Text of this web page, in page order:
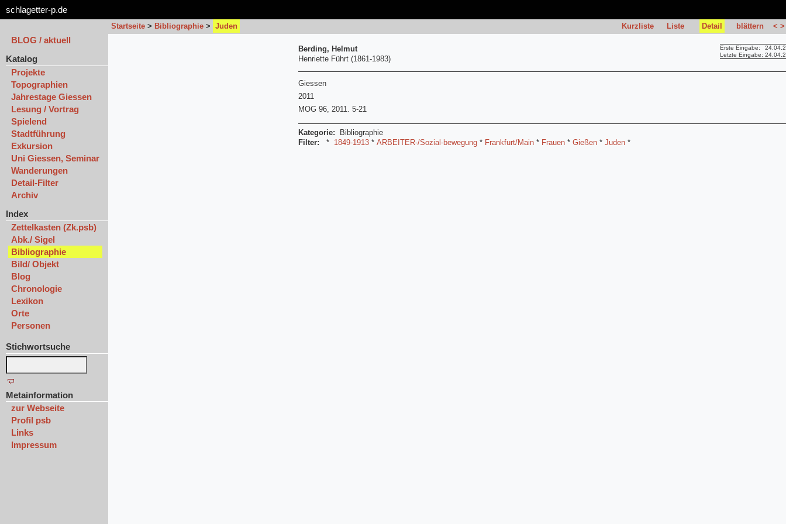
schlagetter-p.de
Startseite > Bibliographie > Juden Kurzliste Liste Detail blättern < >
BLOG / aktuell
Katalog
Projekte
Topographien
Jahrestage Giessen
Lesung / Vortrag
Spielend
Stadtführung
Exkursion
Uni Giessen, Seminar
Wanderungen
Detail-Filter
Archiv
Index
Zettelkasten (Zk.psb)
Abk./ Sigel
Bibliographie
Bild/ Objekt
Blog
Chronologie
Lexikon
Orte
Personen
Stichwortsuche
Metainformation
zur Webseite
Profil psb
Links
Impressum
Erste Eingabe:
Letzte Eingabe:
Berding, Helmut
Henriette Führt (1861-1983)
Giessen
2011
MOG 96, 2011. 5-21
Kategorie:
Bibliographie
Filter:
* 1849-1913 * ARBEITER-/Sozial-bewegung * Frankfurt/Main * Frauen * Gießen * Juden *